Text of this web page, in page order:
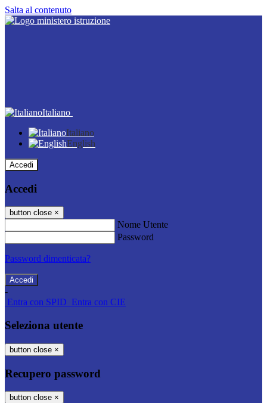
Salta al contenuto
Italiano
Italiano
English
Accedi
Accedi
button close ×
Nome Utente
Password
Password dimenticata?
-
Entra con SPID Entra con CIE
Seleziona utente
button close ×
Recupero password
button close ×